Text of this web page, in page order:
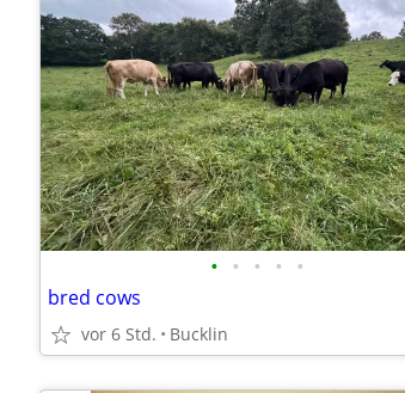
• • • • •
bred cows
vor 6 Std. Bucklin